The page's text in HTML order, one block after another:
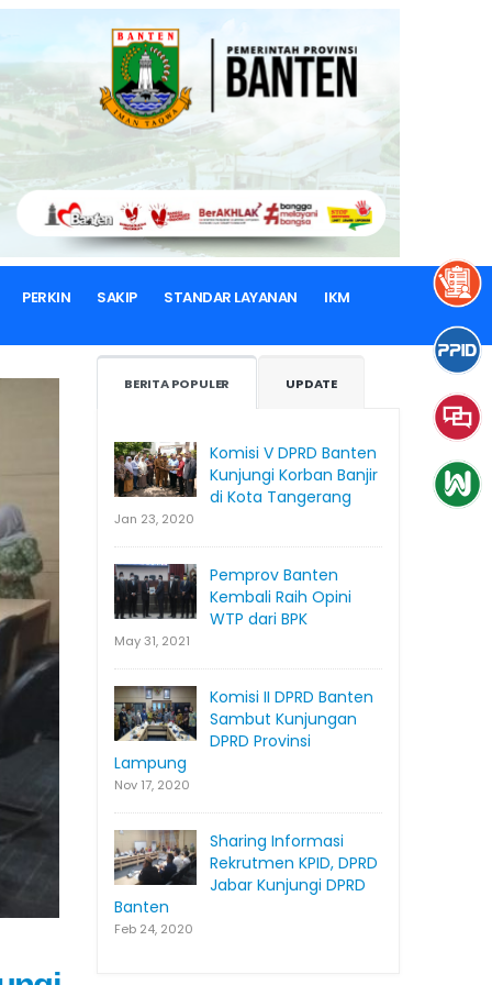
PERKIN SAKIP STANDAR LAYANAN IKM
BERITA POPULER UPDATE
Komisi V DPRD Banten
Kunjungi Korban Banjir
di Kota Tangerang
Jan 23, 2020
Pemprov Banten
Kembali Raih Opini
WTP dari BPK
May 31, 2021
Komisi II DPRD Banten
Sambut Kunjungan
DPRD Provinsi
Lampung
Nov 17, 2020
Sharing Informasi
Rekrutmen KPID, DPRD
Jabar Kunjungi DPRD
Banten
Feb 24, 2020